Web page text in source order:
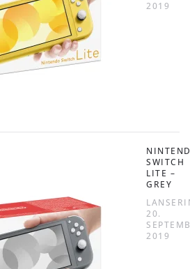
2019
SWITCH
LITE –
GREY
20.
2019